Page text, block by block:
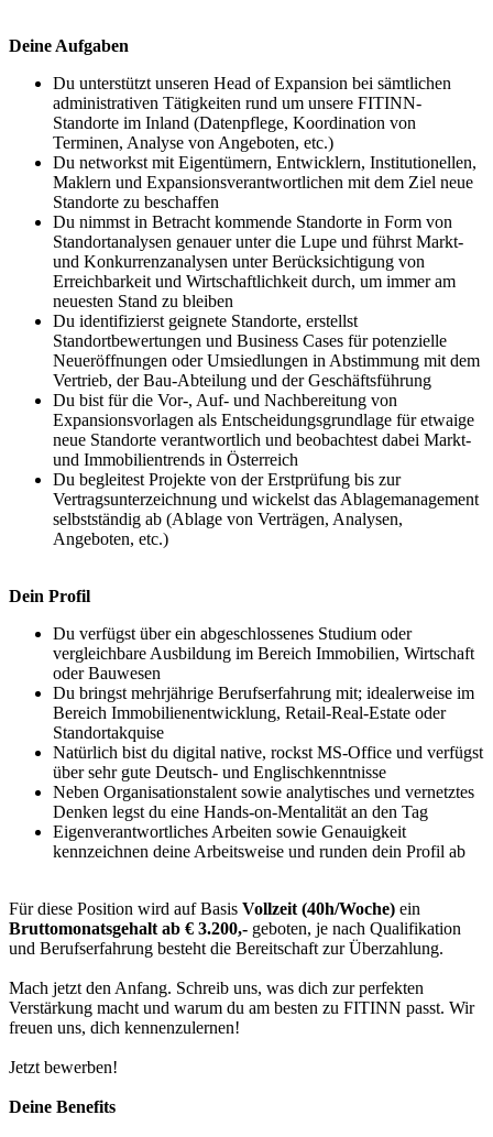
Deine Aufgaben
Du unterstützt unseren Head of Expansion bei sämtlichen
administrativen Tätigkeiten rund um unsere FITINN-
Standorte im Inland (Datenpflege, Koordination von
Terminen, Analyse von Angeboten, etc.)
Du networkst mit Eigentümern, Entwicklern, Institutionellen,
Maklern und Expansionsverantwortlichen mit dem Ziel neue
Standorte zu beschaffen
Du nimmst in Betracht kommende Standorte in Form von
Standortanalysen genauer unter die Lupe und führst Markt-
und Konkurrenzanalysen unter Berücksichtigung von
Erreichbarkeit und Wirtschaftlichkeit durch, um immer am
neuesten Stand zu bleiben
Du identifizierst geignete Standorte, erstellst
Standortbewertungen und Business Cases für potenzielle
Neueröffnungen oder Umsiedlungen in Abstimmung mit dem
Vertrieb, der Bau-Abteilung und der Geschäftsführung
Du bist für die Vor-, Auf- und Nachbereitung von
Expansionsvorlagen als Entscheidungsgrundlage für etwaige
neue Standorte verantwortlich und beobachtest dabei Markt-
und Immobilientrends in Österreich
Du begleitest Projekte von der Erstprüfung bis zur
Vertragsunterzeichnung und wickelst das Ablagemanagement
selbstständig ab (Ablage von Verträgen, Analysen,
Angeboten, etc.)
Dein Profil
Du verfügst über ein abgeschlossenes Studium oder
vergleichbare Ausbildung im Bereich Immobilien, Wirtschaft
oder Bauwesen
Du bringst mehrjährige Berufserfahrung mit; idealerweise im
Bereich Immobilienentwicklung, Retail-Real-Estate oder
Standortakquise
Natürlich bist du digital native, rockst MS-Office und verfügst
über sehr gute Deutsch- und Englischkenntnisse
Neben Organisationstalent sowie analytisches und vernetztes
Denken legst du eine Hands-on-Mentalität an den Tag
Eigenverantwortliches Arbeiten sowie Genauigkeit
kennzeichnen deine Arbeitsweise und runden dein Profil ab
Für diese Position wird auf Basis Vollzeit (40h/Woche) ein
Bruttomonatsgehalt ab € 3.200,- geboten, je nach Qualifikation
und Berufserfahrung besteht die Bereitschaft zur Überzahlung.
Mach jetzt den Anfang. Schreib uns, was dich zur perfekten
Verstärkung macht und warum du am besten zu FITINN passt. Wir
freuen uns, dich kennenzulernen!
Jetzt bewerben!
Deine Benefits